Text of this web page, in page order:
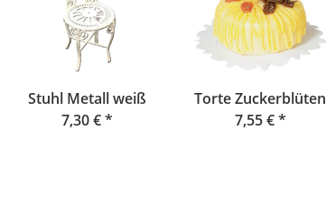
Stuhl Metall weiß
7,30 €*
Torte Zuckerblüten
7,55 €*